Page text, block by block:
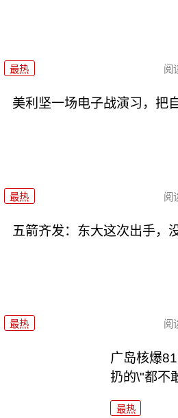
最热 阅
美利坚一场电子战演习，把
最热 阅
五箭齐发：东大这次出手，
最热 阅
广岛核爆
扔的\"都不
最热